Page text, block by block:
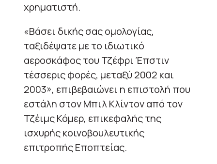
χρηματιστή.
«Βάσει δικής σας ομολογίας,
ταξιδέψατε με το ιδιωτικό
αεροσκάφος του Τζέφρι Έπστιν
τέσσερις φορές, μεταξύ 2002 και
2003», επιβεβαιώνει η επιστολή που
εστάλη στον Μπιλ Κλίντον από τον
Τζέιμς Κόμερ, επικεφαλής της
ισχυρής κοινοβουλευτικής
επιτροπής Εποπτείας.